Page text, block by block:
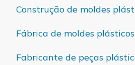
Construção de moldes
Fábrica de moldes plásticos
Fabricante de peças